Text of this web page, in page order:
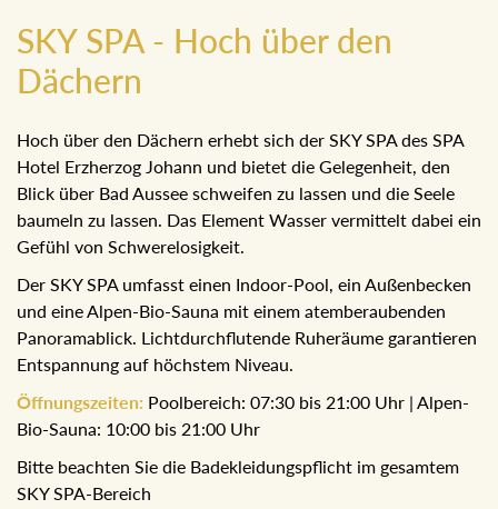
SKY SPA - Hoch über den
Dächern
Hoch über den Dächern erhebt sich der SKY SPA des SPA
Hotel Erzherzog Johann und bietet die Gelegenheit, den
Blick über Bad Aussee schweifen zu lassen und die Seele
baumeln zu lassen. Das Element Wasser vermittelt dabei ein
Gefühl von Schwerelosigkeit.
Der SKY SPA umfasst einen Indoor-Pool, ein Außenbecken
und eine Alpen-Bio-Sauna mit einem atemberaubenden
Panoramablick. Lichtdurchflutende Ruheräume garantieren
Entspannung auf höchstem Niveau.
Öffnungszeiten: Poolbereich: 07:30 bis 21:00 Uhr | Alpen-
Bio-Sauna: 10:00 bis 21:00 Uhr
Bitte beachten Sie die Badekleidungspflicht im gesamtem
SKY SPA-Bereich